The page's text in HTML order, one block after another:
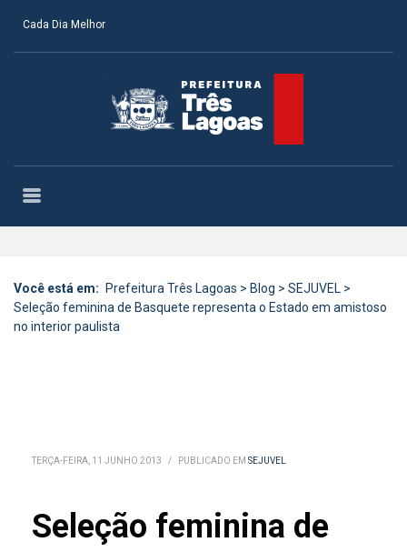
Cada Dia Melhor
Você está em: Prefeitura Três Lagoas > Blog > SEJUVEL >
Seleção feminina de Basquete representa o Estado em amistoso
no interior paulista
TERÇA-FEIRA, 11 JUNHO 2013 / PUBLICADO EM SEJUVEL
Seleção feminina de